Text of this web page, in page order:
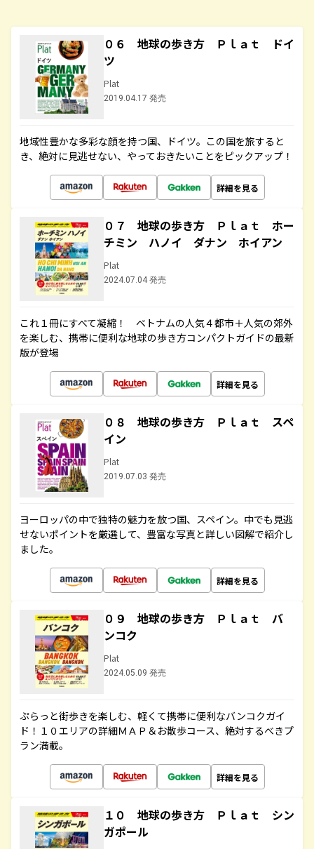
０６ 地球の歩き方 Ｐｌａｔ ドイ
ツ
Plat
2019.04.17 発売
地域性豊かな多彩な顔を持つ国、ドイツ。この国を旅すると
き、絶対に見逃せない、やっておきたいことをピックアップ！
詳細を見る
０７ 地球の歩き方 Ｐｌａｔ ホー
チミン ハノイ ダナン ホイアン
Plat
2024.07.04 発売
これ１冊にすべて凝縮！ ベトナムの人気４都市＋人気の郊外
を楽しむ、携帯に便利な地球の歩き方コンパクトガイドの最新
版が登場
詳細を見る
０８ 地球の歩き方 Ｐｌａｔ スペ
イン
Plat
2019.07.03 発売
ヨーロッパの中で独特の魅力を放つ国、スペイン。中でも見逃
せないポイントを厳選して、豊富な写真と詳しい図解で紹介し
ました。
詳細を見る
０９ 地球の歩き方 Ｐｌａｔ バ
ンコク
Plat
2024.05.09 発売
ぷらっと街歩きを楽しむ、軽くて携帯に便利なバンコクガイ
ド！１０エリアの詳細ＭＡＰ＆お散歩コース、絶対するべきプ
ラン満載。
詳細を見る
１０ 地球の歩き方 Ｐｌａｔ シン
ガポール